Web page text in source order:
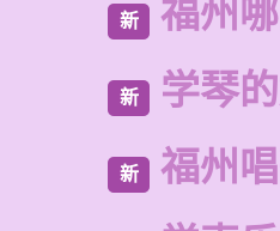
新 福州
新 学琴
新 福州